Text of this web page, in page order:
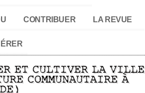
CONTRIBUER LA REVUE
ET CULTIVER LA
COMMUNAUTAIRE À